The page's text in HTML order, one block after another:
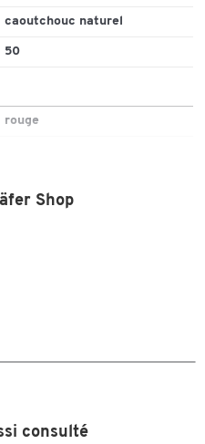
caoutchouc naturel
50
rouge
1,5
Shop
consulté